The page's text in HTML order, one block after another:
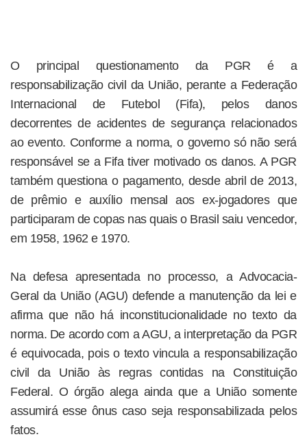
O principal questionamento da PGR é a
responsabilização civil da União, perante a Federação
Internacional de Futebol (Fifa), pelos danos
decorrentes de acidentes de segurança relacionados
ao evento. Conforme a norma, o governo só não será
responsável se a Fifa tiver motivado os danos. A PGR
também questiona o pagamento, desde abril de 2013,
de prêmio e auxílio mensal aos ex-jogadores que
participaram de copas nas quais o Brasil saiu vencedor,
em 1958, 1962 e 1970.
Na defesa apresentada no processo, a Advocacia-
Geral da União (AGU) defende a manutenção da lei e
afirma que não há inconstitucionalidade no texto da
norma. De acordo com a AGU, a interpretação da PGR
é equivocada, pois o texto vincula a responsabilização
civil da União às regras contidas na Constituição
Federal. O órgão alega ainda que a União somente
assumirá esse ônus caso seja responsabilizada pelos
fatos.